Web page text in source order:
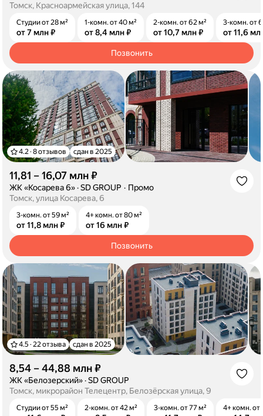
Томск, Красноармейская улица, 144
Студии от 28 м²
от 7 млн ₽
1-комн. от 40 м²
от 8,4 млн ₽
2-комн. от 62 м²
от 10,7 млн ₽
3-комн. от
от 11,6
Позвонить
4.2 · 8 отзывов сдан в 2025
11,81 – 16,07 млн ₽
ЖК «Косарева 6»·SD GROUP
Промо
Томск, улица Косарева, 6
3-комн. от 59 м²
от 11,8 млн ₽
4+ комн. от 80 м²
от 16 млн ₽
Позвонить
4.5 · 22 отзыва сдан в 2025
8,54 – 44,88 млн ₽
ЖК «Белозерский»·SD GROUP
Томск, микрорайон Телецентр, Белозёрская улица, 9
Студии от 55 м² 2-комн. от 42 м² 3-комн. от 77 м² 4+ комн. от